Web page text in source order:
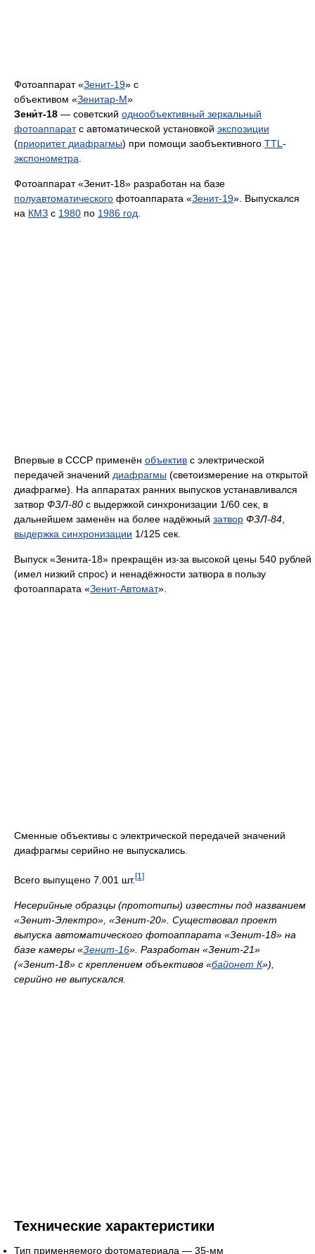
Фотоаппарат «Зенит-19» с
объективом «Зенитар-М»
Зени́т-18 — советский однообъективный зеркальный
фотоаппаратс автоматической установкой экспозиции
(приоритет диафрагмы) при помощи заобъективного TTL -
экспонометра
Фотоаппарат «Зенит-18» разработан на базе
полуавтоматического фотоаппарата «Зенит-19». Выпускался
на КМЗ с 1980 по 1986 год
Впервые в СССР применён объектив с электрической
передачей значений диафрагмы (светоизмерение на открытой
диафрагме). На аппаратах ранних выпусков устанавливался
затвор ФЗЛ-80 с выдержкой синхронизации 1/60 сек, в
дальнейшем заменён на более надёжный затвор ФЗЛ-84
выдержка синхронизации 1/125 сек.
Выпуск «Зенита-18» прекращён из-за высокой цены 540 рублей
(имел низкий спрос) и ненадёжности затвора в пользу
фотоаппарата «Зенит-Автомат».
Сменные объективы с электрической передачей значений
диафрагмы серийно не выпускались.
Всего выпущено 7.001 шт.[1]
Несерийные образцы (прототипы) известны под названием
«Зенит-Электро», «Зенит-20». Существовал проект
выпуска автоматического фотоаппарата «Зенит-18» на
базе камеры «Зенит-16». Разработан «Зенит-21»
(«Зенит-18» с креплением объективов «байонет К»),
серийно не выпускался.
Технические характеристики
Тип применяемого фотоматериала — 35-мм